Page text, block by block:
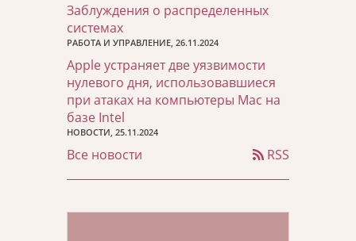
Заблуждения о распределенных
системах
РАБОТА И УПРАВЛЕНИЕ, 26.11.2024
Apple устраняет две уязвимости
нулевого дня, использовавшиеся
при атаках на компьютеры Mac на
базе Intel
НОВОСТИ, 25.11.2024
Все новости RSS